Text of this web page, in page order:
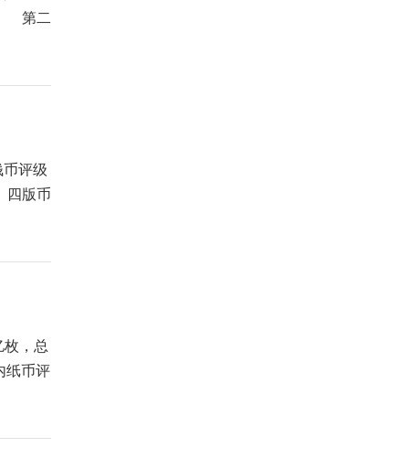
第二
评级
四版币
，总
纸币评